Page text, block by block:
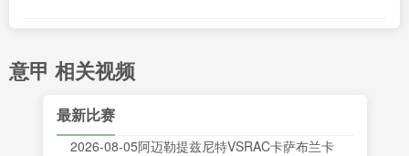
意甲 相关视频
最新比赛
2026-08-05阿迈勒提兹尼特VSRAC卡萨布兰卡